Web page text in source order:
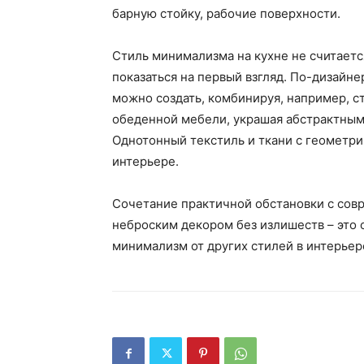
барную стойку, рабочие поверхности.
Стиль минимализма на кухне не
показаться на первый взгляд. По-
можно создать, комбинируя, например,
обеденной мебели, украшая
Однотонный текстиль и ткани с
интерьере.
Сочетание практичной обстановки с
неброским декором без излишеств –
минимализм от других стилей в